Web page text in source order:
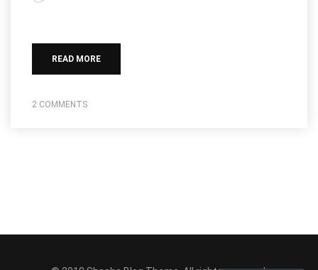
READ MORE
2 COMMENTS